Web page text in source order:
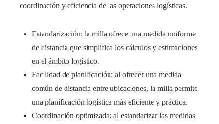
coordinación y eficiencia de las operaciones logísticas.
Estandarización: la milla ofrece una medida uniforme
de distancia que simplifica los cálculos y estimaciones
en el ámbito logístico.
Facilidad de planificación: al ofrecer una medida
común de distancia entre ubicaciones, la milla permite
una planificación logística más eficiente y práctica.
Coordinación optimizada: al estandarizar las medidas